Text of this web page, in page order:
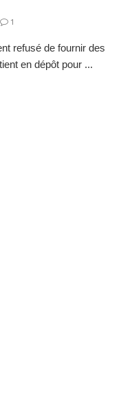
1
refusé de fournir des
en dépôt pour ...